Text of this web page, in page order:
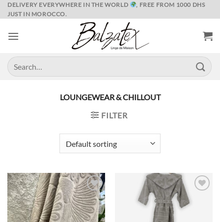
Skip
to
DELIVERY EVERYWHERE IN THE WORLD
, FREE FROM 1000 DHS
JUST IN MOROCCO.
Search
for:
LOUNGEWEAR & CHILLOUT
FILTER
Ajouter
à la liste
de
souhaits
Ajouter
à la liste